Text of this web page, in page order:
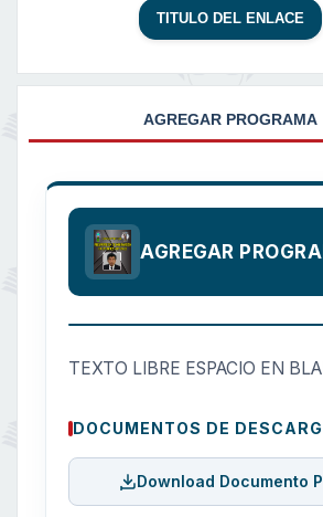
TITULO DEL ENLACE
AGREGAR PROGRAMA
AGREGAR
TEXTO LIBRE ESPACIO EN
DOCUMENTOS DE
Download Documento